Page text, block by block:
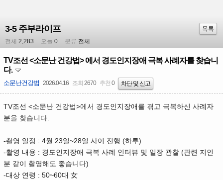
3-5 주부라이프
목록
전체 2,283 오늘 0 분류 전체
TV조선 <소문난 건강법> 에서 경도인지장애 극복 사례자를 찾습니
다.
소문난건강법 2026.04.16 조회 2670 추천 0 차단 및 신고
TV조선 <소문난 건강법>에서 경도인지장애를 겪고 극복하신 사례자
분을 찾습니다.
-촬영 일정 : 4월 23일~28일 사이 진행 (하루)
-촬영 내용 : 경도인지장애 극복 사례 인터뷰 및 일장 관찰 (관련 지인
분 같이 촬영해도 좋습니다)
-대상 연령 : 50~60대 女